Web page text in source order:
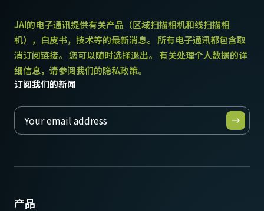
JAI的电子通讯提供有关产品（区域扫描相机和线扫描相
机），白皮书，技术等的最新消息。 所有电子通讯都包含取
消订阅链接。 您可以随时选择退出。 有关处理个人数据的详
细信息，请参阅我们的隐私政策。
订阅我们的新闻
产品